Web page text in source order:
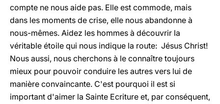
compte ne nous aide pas. Elle est commode, mais
dans les moments de crise, elle nous abandonne à
nous-mêmes. Aidez les hommes à découvrir la
véritable étoile qui nous indique la route: Jésus Christ!
Nous aussi, nous cherchons à le connaître toujours
mieux pour pouvoir conduire les autres vers lui de
manière convaincante. C'est pourquoi il est si
important d'aimer la Sainte Ecriture et, par conséquent,